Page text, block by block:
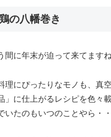
の八幡巻き
間に年末が迫って来てますね
理にぴったりなモノも、真
」に仕上がるレシピを色々
いたのもいつのことやら・・